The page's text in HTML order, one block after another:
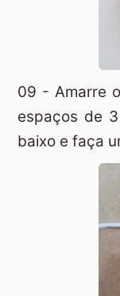
09 - Amarre
espaços de
baixo e faça